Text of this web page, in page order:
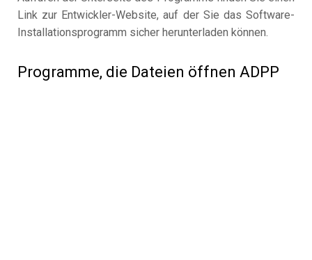
Link zur Entwickler-Website, auf der Sie das Software-
Installationsprogramm sicher herunterladen können.
Programme, die Dateien öffnen ADPP